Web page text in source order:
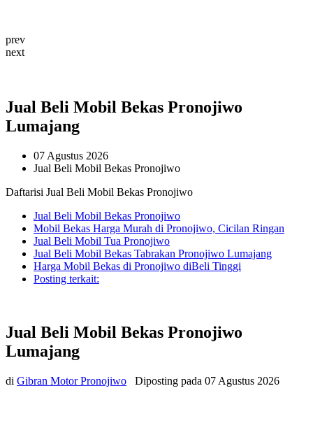
prev
next
Jual Beli Mobil Bekas Pronojiwo
Lumajang
07 Agustus 2026
Jual Beli Mobil Bekas Pronojiwo
Daftarisi Jual Beli Mobil Bekas Pronojiwo
Jual Beli Mobil Bekas Pronojiwo
Mobil Bekas Harga Murah di Pronojiwo, Cicilan Ringan
Jual Beli Mobil Tua Pronojiwo
Jual Beli Mobil Bekas Tabrakan Pronojiwo Lumajang
Harga Mobil Bekas di Pronojiwo diBeli Tinggi
Posting terkait:
Jual Beli Mobil Bekas Pronojiwo
Lumajang
di Gibran Motor Pronojiwo Diposting pada 07 Agustus 2026